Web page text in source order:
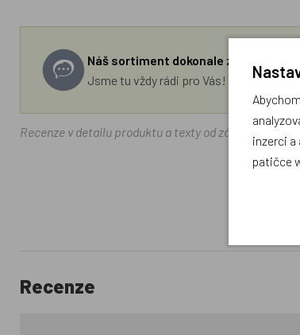
Náš sortiment dokonale známe a rádi
Jsme tu vždy rádi pro Vás! Váš rodinný
Recenze v detailu produktu a texty od zákazníků v
Recenze
inzerci a
patičce